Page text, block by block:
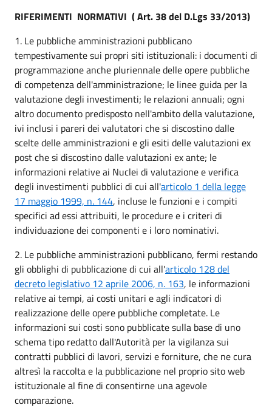
RIFERIMENTI NORMATIVI ( Art. 38 del D.Lgs 33/2013)
1. Le pubbliche amministrazioni pubblicano
tempestivamente sui propri siti istituzionali: i documenti di
programmazione anche pluriennale delle opere pubbliche
di competenza dell'amministrazione; le linee guida per la
valutazione degli investimenti; le relazioni annuali; ogni
altro documento predisposto nell'ambito della valutazione,
ivi inclusi i pareri dei valutatori che si discostino dalle
scelte delle amministrazioni e gli esiti delle valutazioni ex
post che si discostino dalle valutazioni ex ante; le
informazioni relative ai Nuclei di valutazione e verifica
degli investimenti pubblici di cui all'articolo 1 della legge
17 maggio 1999, n. 144, incluse le funzioni e i compiti
specifici ad essi attribuiti, le procedure e i criteri di
individuazione dei componenti e i loro nominativi.
2. Le pubbliche amministrazioni pubblicano, fermi restando
gli obblighi di pubblicazione di cui all'articolo 128 del
decreto legislativo 12 aprile 2006, n. 163, le informazioni
relative ai tempi, ai costi unitari e agli indicatori di
realizzazione delle opere pubbliche completate. Le
informazioni sui costi sono pubblicate sulla base di uno
schema tipo redatto dall'Autorità per la vigilanza sui
contratti pubblici di lavori, servizi e forniture, che ne cura
altresì la raccolta e la pubblicazione nel proprio sito web
istituzionale al fine di consentirne una agevole
comparazione.